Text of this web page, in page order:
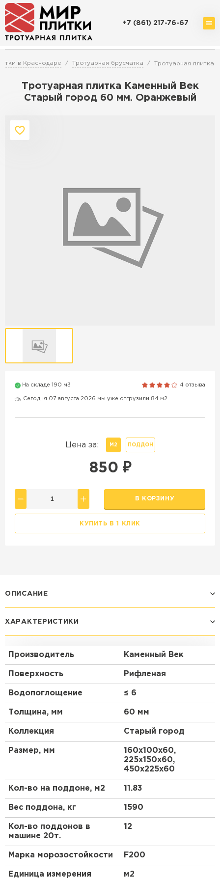
+7 (861) 217-76-67
в Краснодаре Тротуарная брусчатка Тротуарная
Тротуарная плитка Каменный Век
Старый город 60 мм. Оранжевый
На складе 190 м3 4 отзыва
Сегодня 07 августа 2026 мы уже отгрузили 84 м2
Цена за: М2 ПОДДОН
850 ₽
В КОРЗИНУ
КУПИТЬ В 1 КЛИК
ОПИСАНИЕ
ХАРАКТЕРИСТИКИ
Производитель Каменный Век
Поверхность Рифленая
Водопоглощение ≤ 6
Толщина, мм 60 мм
Коллекция Старый город
Размер, мм
160х100х60,
225х150х60,
450х225х60
Кол-во на поддоне, м2 11.83
Вес поддона, кг 1590
Кол-во поддонов в
машине 20т.
12
Марка морозостойкости F200
Единица измерения м2
Продажа бордюров в
Краснодаре
ПЕРЕЙТИ
ПОКАЗАТЬ БОЛЬШЕ
ВСЕ ПРОИЗВОДИТЕЛИ